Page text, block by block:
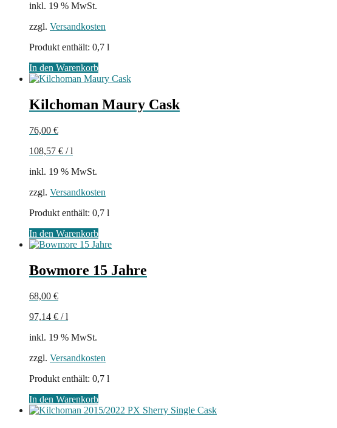
inkl. 19 % MwSt.
zzgl. Versandkosten
Produkt enthält: 0,7 l
In den Warenkorb
Kilchoman Maury Cask
76,00 €
108,57 € /l
inkl. 19 % MwSt.
zzgl. Versandkosten
Produkt enthält: 0,7 l
In den Warenkorb
Bowmore 15 Jahre
68,00 €
97,14 € /l
inkl. 19 % MwSt.
zzgl. Versandkosten
Produkt enthält: 0,7 l
In den Warenkorb